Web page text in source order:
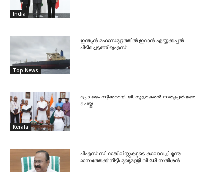
India
Top News
ഇന്ത്യൻ മഹാസമുദ്രത്തിൽ ഇറാൻ എണ്ണക്കപ്പൽ
പിടിച്ചെടുത്ത് യുഎസ്
Kerala
പ്രോ ടെം സ്പീക്കറായി ജി. സുധാകരൻ സത്യപ്രതിജ്ഞ
ചെയ്തു
പിഎസ് സി റാങ്ക് ലിസ്റ്റുകളുടെ കാലാവധി മൂന്നു
മാസത്തേക്ക് നീട്ടി: മുഖ്യമന്ത്രി വി ഡി സതീശൻ